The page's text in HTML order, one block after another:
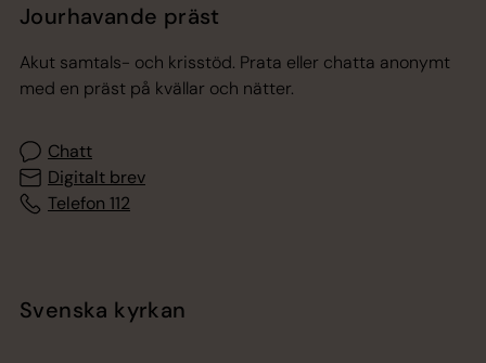
Jourhavande präst
Akut samtals- och krisstöd. Prata eller chatta anonymt
med en präst på kvällar och nätter.
Chatt
Digitalt brev
Telefon 112
Svenska kyrkan